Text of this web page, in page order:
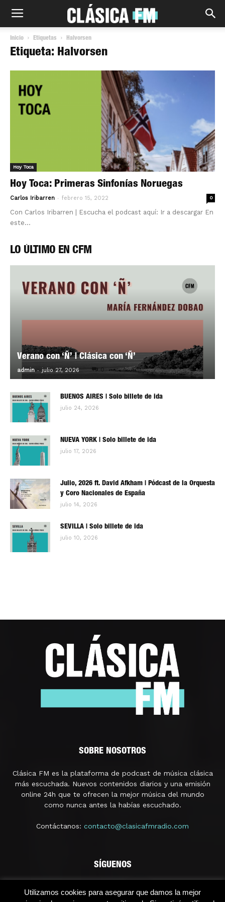
Inicio Etiquetas Halvorsen
Etiqueta: Halvorsen
Hoy Toca
Hoy Toca: Primeras Sinfonías Noruegas
Carlos Iribarren - febrero 15, 2022 0
Con Carlos Iribarren | Escucha el podcast aquí: Ir a descargar En
este...
LO ÚLTIMO EN CFM
Verano con ‘Ñ’ | Clásica con ‘Ñ’
admin - julio 27, 2026 0
BUENOS AIRES | Solo billete de ida
julio 24, 2026
NUEVA YORK | Solo billete de ida
julio 17, 2026
Julio, 2026 ft. David Afkham | Pódcast de la Orquesta
y Coro Nacionales de España
julio 14, 2026
SEVILLA | Solo billete de ida
julio 10, 2026
SOBRE NOSOTROS
Clásica FM es la plataforma de podcast de música clásica
más escuchada. Nuevos contenidos diarios y una emisión
online 24h que te ofrecen la mejor música del mundo
como nunca antes la habías escuchado.
Contáctanos: contacto@clasicafmradio.com
SÍGUENOS
Utilizamos cookies para asegurar que damos la mejor